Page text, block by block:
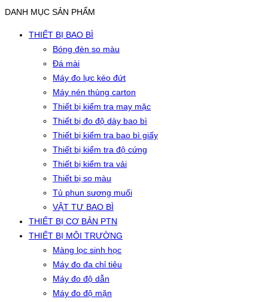
DANH MỤC SẢN PHẨM
THIẾT BỊ BAO BÌ
Bóng đèn so màu
Đá mài
Máy đo lực kéo đứt
Máy nén thùng carton
Thiết bị kiểm tra may mặc
Thiết bị đo độ dày bao bì
Thiết bị kiểm tra bao bì giấy
Thiết bị kiểm tra độ cứng
Thiết bị kiểm tra vải
Thiết bị so màu
Tủ phun sương muối
VẬT TƯ BAO BÌ
THIẾT BỊ CƠ BẢN PTN
THIẾT BỊ MÔI TRƯỜNG
Màng lọc sinh học
Máy đo đa chỉ tiêu
Máy đo độ dẫn
Máy đo độ mặn